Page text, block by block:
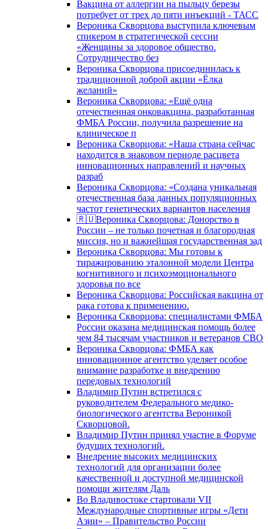
Вакцина от аллергии на пыльцу березы
потребует от трех до пяти инъекций - ТАСС
Вероника Скворцова выступила ключевым
спикером в стратегической сессии
«Женщины за здоровое общество.
Сотрудничество без
Вероника Скворцова присоединилась к
традиционной доброй акции «Ёлка
желаний»
Вероника Скворцова: «Ещё одна
отечественная онковакцина, разработанная
ФМБА России, получила разрешение на
клиническое п
Вероника Скворцова: «Наша страна сейчас
находится в знаковом периоде расцвета
инновационных направлений и научных
разраб
Вероника Скворцова: «Создана уникальная
отечественная база данных популяционных
частот генетических вариантов населения
🇷🇺Вероника Скворцова: Донорство в
России – не только почетная и благородная
миссия, но и важнейшая государственная зад
Вероника Скворцова: Мы готовы к
тиражированию эталонной модели Центра
когнитивного и психоэмоционального
здоровья по все
Вероника Скворцова: Российская вакцина от
рака готова к применению.
Вероника Скворцова: специалистами ФМБА
России оказана медицинская помощь более
чем 84 тысячам участников и ветеранов СВО
Вероника Скворцова: ФМБА как
инновационное агентство уделяет особое
внимание разработке и внедрению
передовых технологий
Владимир Путин встретился с
руководителем Федерального медико-
биологического агентства Вероникой
Скворцовой.
Владимир Путин принял участие в Форуме
будущих технологий.
Внедрение высоких медицинских
технологий для организации более
качественной и доступной медицинской
помощи жителям Даль
Во Владивостоке стартовали VII
Международные спортивные игры «Дети
Азии» – Правительство России